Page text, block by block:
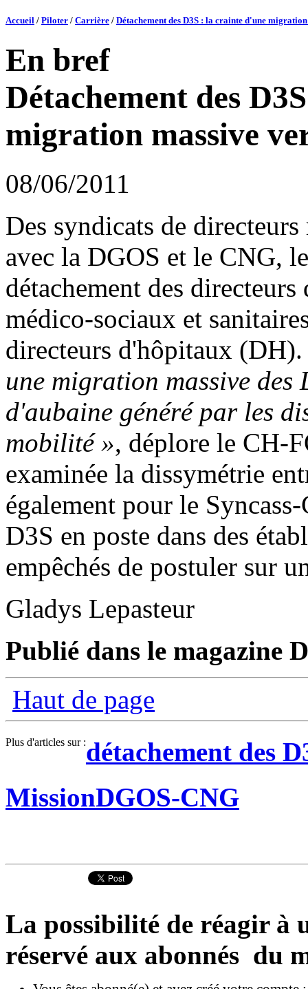
Accueil / Piloter / Carrière / Détachement des D3S : la crainte d'une
En bref
Détachement des
migration massive
08/06/2011
Des syndicats de
avec la DGOS et le CNG,
détachement des
médico-sociaux et
directeurs d'hôpitaux
une migration massive
d'aubaine généré par les
mobilité », déplore le CH-
examinée la dissymétrie
également pour le
D3S en poste dans des
empêchés de postuler sur
Gladys Lepasteur
Publié dans le magazine
Haut de page
Plus d'articles sur :détachement des
MissionDGOS-CNG
La possibilité de réagir à
réservé aux abonnés du